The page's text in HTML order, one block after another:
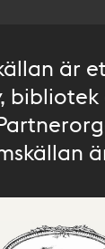
är
bibliotek